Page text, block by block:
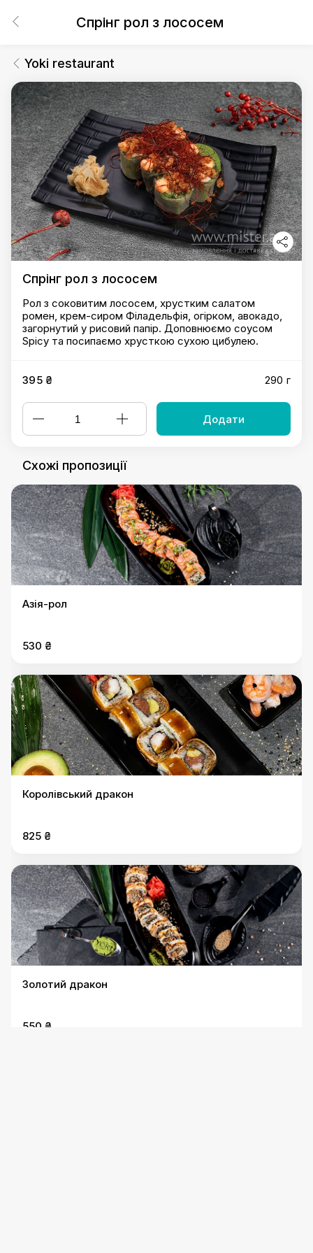
Спрінг рол з лососем
Yoki restaurant
Спрінг рол з лососем
Рол з соковитим лососем, хрустким салатом
ромен, крем-сиром Філадельфія, огірком, авокадо,
загорнутий у рисовий папір. Доповнюємо соусом
Spicy та посипаємо хрусткою сухою цибулею.
395 ₴ 290 г
Додати
Схожі пропозиції
Азія-рол
530 ₴
Королівський дракон
825 ₴
Золотий дракон
550 ₴